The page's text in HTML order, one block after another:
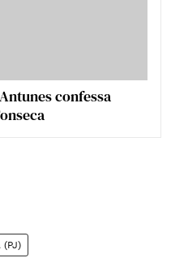
confessa
(PJ)